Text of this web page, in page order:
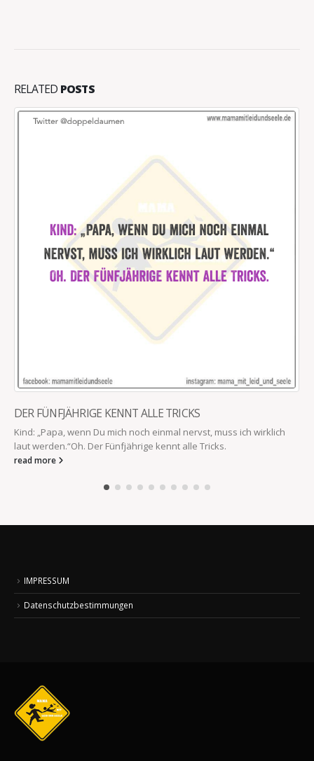
RELATED POSTS
DER FÜNFJÄHRIGE KENNT ALLE TRICKS
Kind: „Papa, wenn Du mich noch einmal nervst, muss ich wirklich
laut werden.“Oh. Der Fünfjährige kennt alle Tricks.
read more
IMPRESSUM
Datenschutzbestimmungen